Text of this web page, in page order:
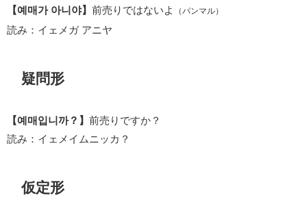
【예매가 아니야】 前売りではないよ （パンマル）
読み：イェメガ アニヤ
疑問形
【예매입니까？】 前売りですか？
読み：イェメイムニッカ？
仮定形